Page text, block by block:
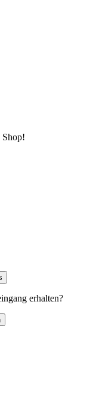
Shop!
erhalten?